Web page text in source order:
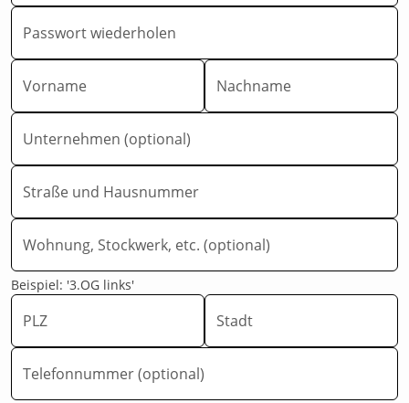
Passwort wiederholen
Vorname Nachname
Unternehmen (optional)
Straße und Hausnummer
Wohnung, Stockwerk, etc. (optional)
Beispiel: '3.OG links'
PLZ Stadt
Telefonnummer (optional)